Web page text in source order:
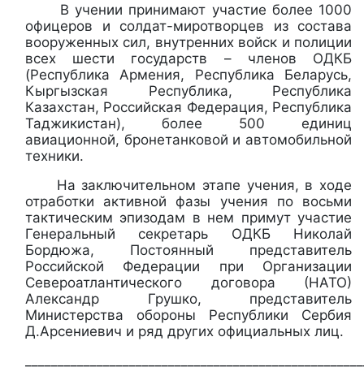
В учении принимают участие более 1000
офицеров и солдат-миротворцев из состава
вооруженных сил, внутренних войск и полиции
всех шести государств – членов ОДКБ
(Республика Армения, Республика Беларусь,
Кыргызская Республика, Республика
Казахстан, Российская Федерация, Республика
Таджикистан), более 500 единиц
авиационной, бронетанковой и автомобильной
техники.
На заключительном этапе учения, в ходе
отработки активной фазы учения по восьми
тактическим эпизодам в нем примут участие
Генеральный секретарь ОДКБ Николай
Бордюжа, Постоянный представитель
Российской Федерации при Организации
Североатлантического договора (НАТО)
Александр Грушко, представитель
Министерства обороны Республики Сербия
Д.Арсениевич и ряд других официальных лиц.